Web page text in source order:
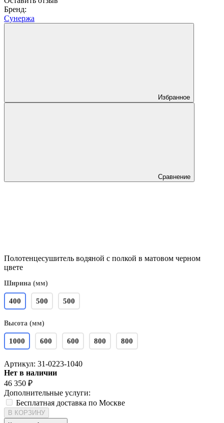
Бренд:
Сунержа
Избранное
Сравнение
Полотенцесушитель водяной с полкой в матовом черном
цвете
Ширина (мм)
400 500 500
Высота (мм)
1000 600 600 800 800
Артикул: 31-0223-1040
Нет в наличии
46 350 ₽
Дополнительные услуги:
Бесплатная доставка по Москве
В КОРЗИНУ